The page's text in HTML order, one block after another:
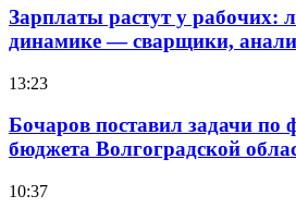
Зарплаты растут у рабочих:
динамике — сварщики,
13:23
Бочаров поставил задачи
бюджета Волгоградской
10:37